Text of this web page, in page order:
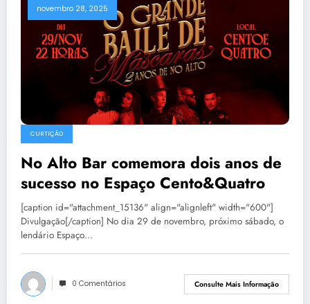
novembro 28, 2025
CURTIÇÃO
No Alto Bar comemora dois anos de
sucesso no Espaço Cento&Quatro
[caption id="attachment_15136" align="alignleft" width="600"]
Divulgação[/caption] No dia 29 de novembro, próximo sábado, o
lendário Espaço…
0 Comentários Consulte Mais Informação